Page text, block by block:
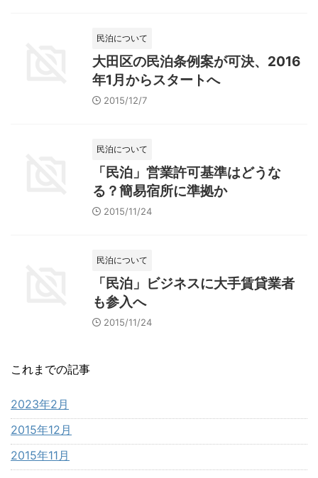
民泊について
大田区の民泊条例案が可決、2016
年1月からスタートへ
2015/12/7
民泊について
「民泊」営業許可基準はどうな
る？簡易宿所に準拠か
2015/11/24
民泊について
「民泊」ビジネスに大手賃貸業者
も参入へ
2015/11/24
これまでの記事
2023年2月
2015年12月
2015年11月